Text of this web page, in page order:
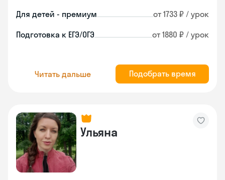
Для детей - премиум от 1733 ₽ / урок
Подготовка к ЕГЭ/ОГЭ от 1880 ₽ / урок
Читать дальше Подобрать время
Ульяна